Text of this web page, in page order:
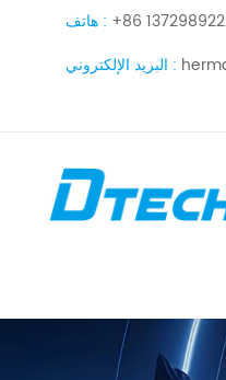
هاتف : +86
البريد الإلكتروني :